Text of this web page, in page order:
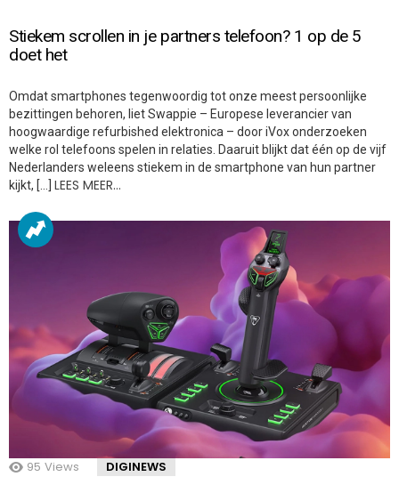
Stiekem scrollen in je partners telefoon? 1 op de 5
doet het
Omdat smartphones tegenwoordig tot onze meest persoonlijke
bezittingen behoren, liet Swappie – Europese leverancier van
hoogwaardige refurbished elektronica – door iVox onderzoeken
welke rol telefoons spelen in relaties. Daaruit blijkt dat één op de vijf
Nederlanders weleens stiekem in de smartphone van hun partner
kijkt, […] LEES MEER…
95 Views DIGINEWS